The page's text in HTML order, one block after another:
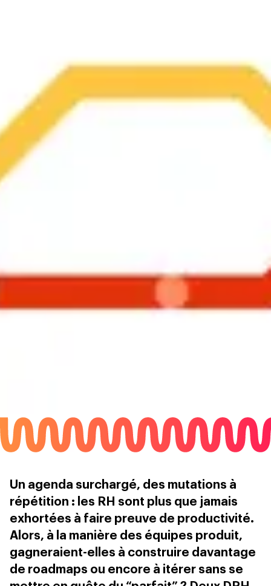
Un agenda surchargé, des mutations à
répétition : les RH sont plus que jamais
exhortées à faire preuve de productivité.
Alors, à la manière des équipes produit,
gagneraient-elles à construire davantage
de roadmaps ou encore à itérer sans se